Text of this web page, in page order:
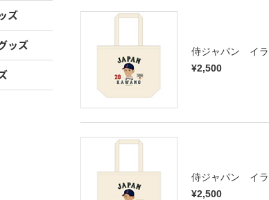
ズ
ッズ
侍ジャパン イ
¥2,500
侍ジャパン イ
¥2,500